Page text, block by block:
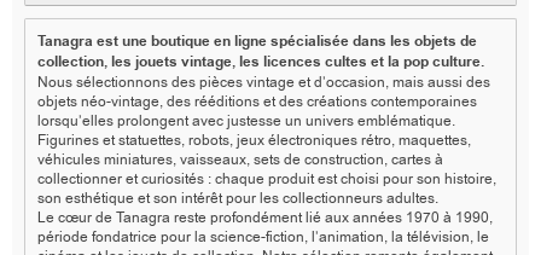
Tanagra est une boutique en ligne spécialisée dans les objets de
collection, les jouets vintage, les licences cultes et la pop culture.
Nous sélectionnons des pièces vintage et d’occasion, mais aussi des
objets néo-vintage, des rééditions et des créations contemporaines
lorsqu’elles prolongent avec justesse un univers emblématique.
Figurines et statuettes, robots, jeux électroniques rétro, maquettes,
véhicules miniatures, vaisseaux, sets de construction, cartes à
collectionner et curiosités : chaque produit est choisi pour son histoire,
son esthétique et son intérêt pour les collectionneurs adultes.
Le cœur de Tanagra reste profondément lié aux années 1970 à 1990,
période fondatrice pour la science-fiction, l’animation, la télévision, le